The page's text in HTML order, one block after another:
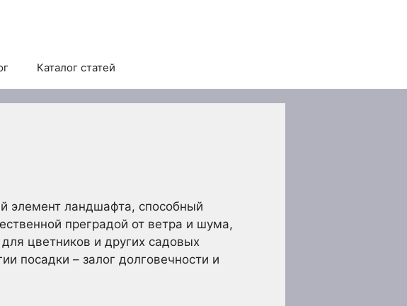
Каталог статей
элемент ландшафта, способный
преградой от ветра и шума,
цветников и других садовых
посадки – залог долговечности и